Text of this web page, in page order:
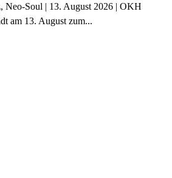
Neo-Soul | 13. August 2026 | OKH
am 13. August zum...